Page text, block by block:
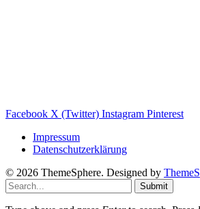
Facebook X (Twitter) Instagram Pinterest
Impressum
Datenschutzerklärung
© 2026 ThemeSphere. Designed by
Submit